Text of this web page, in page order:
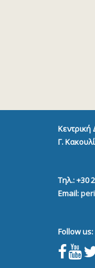
Κεντρική
Γ.
Τηλ.: +30
Email:
Follow us: